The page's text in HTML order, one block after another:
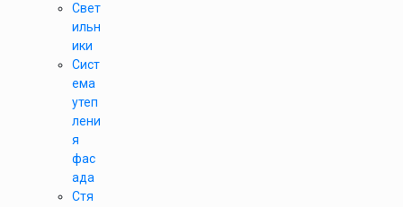
Свет
ильн
ики
Сист
ема
утеп
лени
я
фас
ада
Стя